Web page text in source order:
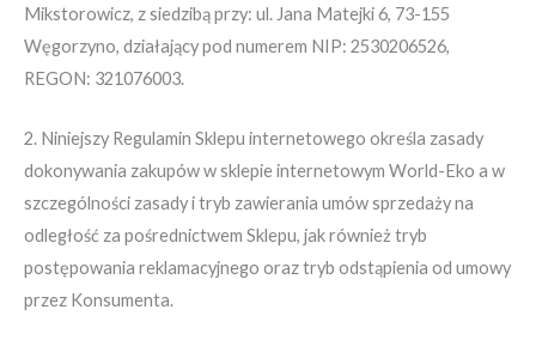
Mikstorowicz, z siedzibą przy: ul. Jana Matejki 6, 73-155
Węgorzyno, działający pod numerem NIP: 2530206526,
REGON: 321076003.
2. Niniejszy Regulamin Sklepu internetowego określa zasady
dokonywania zakupów w sklepie internetowym World-Eko a w
szczególności zasady i tryb zawierania umów sprzedaży na
odległość za pośrednictwem Sklepu, jak również tryb
postępowania reklamacyjnego oraz tryb odstąpienia od umowy
przez Konsumenta.